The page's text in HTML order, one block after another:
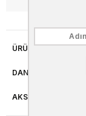
ÜRÜN ÖZELLIKLERI
DANIŞMA HATTI
AKSESUAR ONARIMI